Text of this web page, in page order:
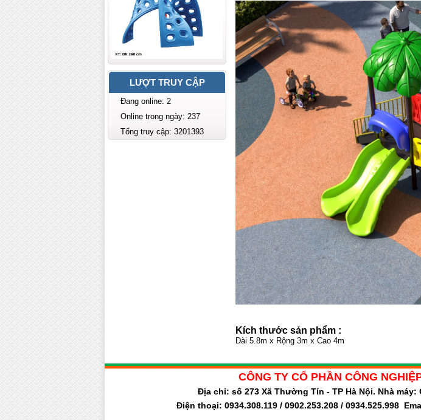
LƯỢT TRUY CẬP
Đang online: 2
Online trong ngày: 237
Tổng truy cập: 3201393
Kích thước sản phẩm :
Dài 5.8m x Rộng 3m x Cao 4m
CÔNG TY CỔ PHẦN CÔNG
Địa chỉ: số 273 Xã Thường Tín - TP Hà Nội. Nhà máy:
Điện thoại: 0934.308.119 / 0902.253.208 / 0934.525.998